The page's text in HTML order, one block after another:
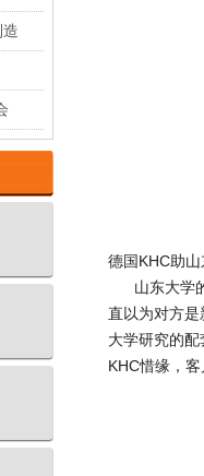
德国KHC助
山东大学的
直以为对方
大学研究的
KHC惜缘，客